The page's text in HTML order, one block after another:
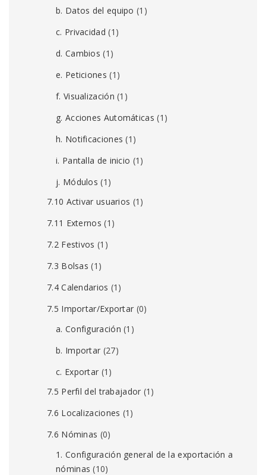
b. Datos del equipo (1)
c. Privacidad (1)
d. Cambios (1)
e. Peticiones (1)
f. Visualización (1)
g. Acciones Automáticas (1)
h. Notificaciones (1)
i. Pantalla de inicio (1)
j. Módulos (1)
7.10 Activar usuarios (1)
7.11 Externos (1)
7.2 Festivos (1)
7.3 Bolsas (1)
7.4 Calendarios (1)
7.5 Importar/Exportar (0)
a. Configuración (1)
b. Importar (27)
c. Exportar (1)
7.5 Perfil del trabajador (1)
7.6 Localizaciones (1)
7.6 Nóminas (0)
1. Configuración general de la exportación a
nóminas (10)